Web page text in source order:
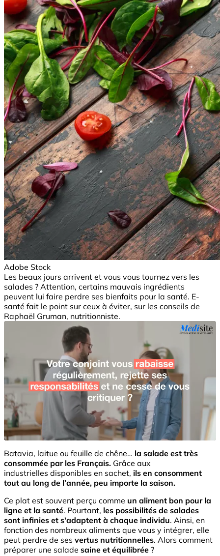
Adobe Stock
Les beaux jours arrivent et vous vous tournez vers les
salades ? Attention, certains mauvais ingrédients
peuvent lui faire perdre ses bienfaits pour la santé. E-
santé fait le point sur ceux à éviter, sur les conseils de
Raphaël Gruman, nutritionniste.
Batavia, laitue ou feuille de chêne… la salade est très
consommée par les Français. Grâce aux
industrielles disponibles en sachet, ils en consomment
tout au long de l’année, peu importe la saison.
Ce plat est souvent perçu comme un aliment bon pour la
ligne et la santé. Pourtant, les possibilités de salades
sont infinies et s'adaptent à chaque individu. Ainsi, en
fonction des nombreux aliments que vous y intégrer, elle
peut perdre de ses vertus nutritionnelles. Alors comment
préparer une salade saine et équilibrée ?